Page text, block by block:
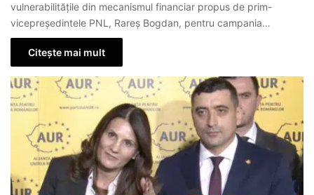
vulnerabilitățile din mecanismul financiar propus de prim-
vicepreședintele PNL, Rareș Bogdan, pentru campania…
Citește mai mult